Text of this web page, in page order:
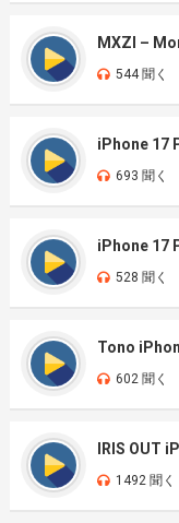
MXZI –
544 聞く
iPhone 17
693 聞く
iPhone 17
528 聞く
Tono
602 聞く
IRIS OUT
1492 聞く